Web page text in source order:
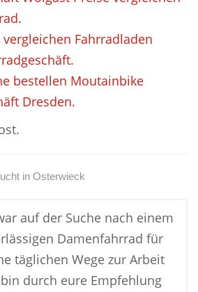
vergleichen Fahrradladen
bestellen Moutainbike
Dresden.
in Osterwieck
auf der Suche nach einem
Damenfahrrad für
täglichen Wege zur Arbeit
durch eure Empfehlung